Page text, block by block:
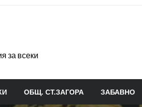
за всеки
ОБЩ. СТ.ЗАГОРА ЗАБАВНО